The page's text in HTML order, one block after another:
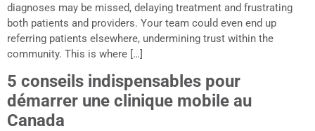
diagnoses may be missed, delaying treatment and frustrating
both patients and providers. Your team could even end up
referring patients elsewhere, undermining trust within the
community. This is where […]
5 conseils indispensables pour
démarrer une clinique mobile au
Canada